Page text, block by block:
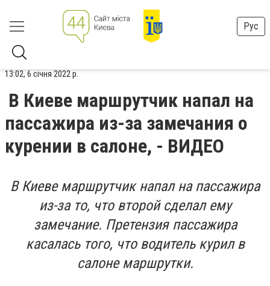
Рус
13:02, 6 січня 2022 р.
В Киеве маршрутчик напал на
пассажира из-за замечания о
курении в салоне, - ВИДЕО
В Киеве маршрутчик напал на пассажира
из-за то, что второй сделал ему
замечание. Претензия пассажира
касалась того, что водитель курил в
салоне маршрутки.